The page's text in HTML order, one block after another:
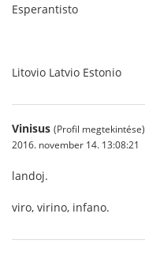
Esperantisto
Litovio Latvio Estonio
Vinisus (Profil megtekintése)
2016. november 14. 13:08:21
landoj.
viro, virino, infano.